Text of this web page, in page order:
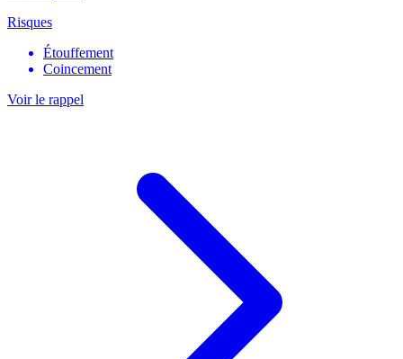
Risques
Étouffement
Coincement
Voir le rappel